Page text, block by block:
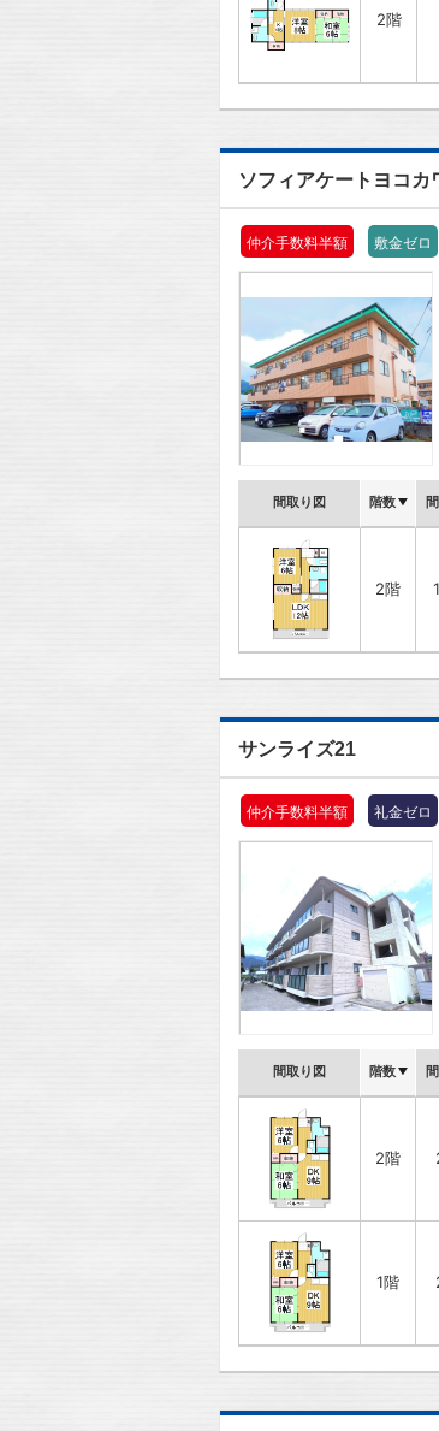
2階
ソフィアケートヨコカ
仲介手数料半額 敷金ゼロ
間取り図 階数
2階
サンライズ21
仲介手数料半額 礼金ゼロ
間取り図 階数
2階
1階